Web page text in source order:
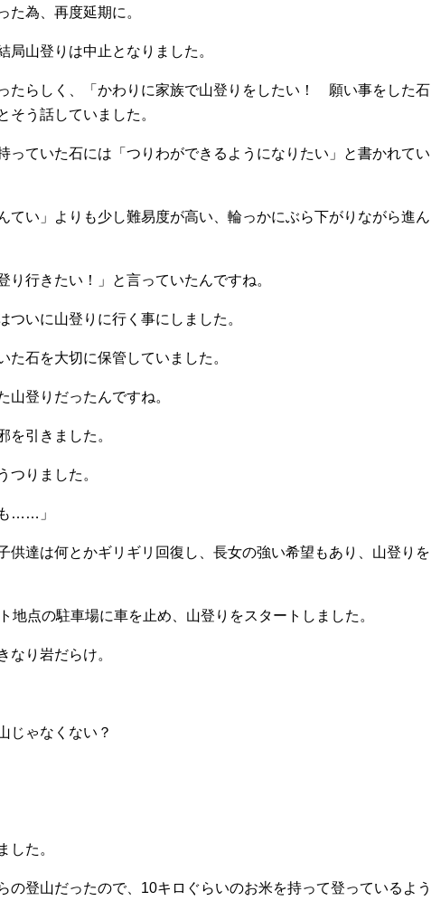
た為、再度延期に。
局山登りは中止となりました。
たらしく、「かわりに家族で山登りをしたい！ 願い事をした石
そう話していました。
っていた石には「つりわができるようになりたい」と書かれてい
てい」よりも少し難易度が高い、輪っかにぶら下がりながら進ん
り行きたい！」と言っていたんですね。
ついに山登りに行く事にしました。
た石を大切に保管していました。
山登りだったんですね。
を引きました。
つりました。
……」
供達は何とかギリギリ回復し、長女の強い希望もあり、山登りを
地点の駐車場に車を止め、山登りをスタートしました。
なり岩だらけ。
じゃなくない？
した。
の登山だったので、10キロぐらいのお米を持って登っているよう